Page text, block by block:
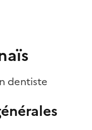
dentiste